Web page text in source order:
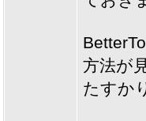
方法が
たすか